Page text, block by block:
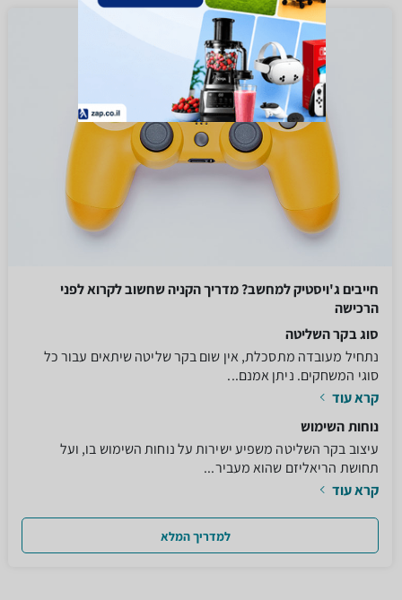
חייבים ג'ויסטיק למחשב? מדריך הקניה שחשוב לקרוא לפני
הרכישה
סוג בקר השליטה
נתחיל מעובדה מתסכלת, אין שום בקר שליטה שיתאים עבור כל
סוגי המשחקים. ניתן אמנם...
קרא עוד
נוחות השימוש
עיצוב בקר השליטה משפיע ישירות על נוחות השימוש בו, ועל
תחושת הריאליזם שהוא מעביר...
קרא עוד
למדריך המלא